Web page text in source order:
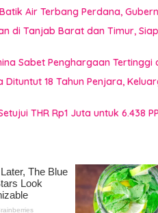
Air Terbang Perdana,
di Tanjab Barat dan Timur,
Sabet Penghargaan
18 Tahun Penjara,
THR Rp1 Juta untuk 6.438